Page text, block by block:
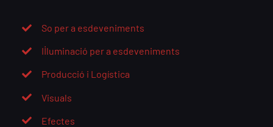
So per a esdeveniments
Il·luminació per a esdeveniments
Producció i Logística
Visuals
Efectes